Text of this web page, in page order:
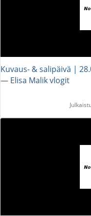
Kuvaus- & salipäivä |
― Elisa Malik vlogit